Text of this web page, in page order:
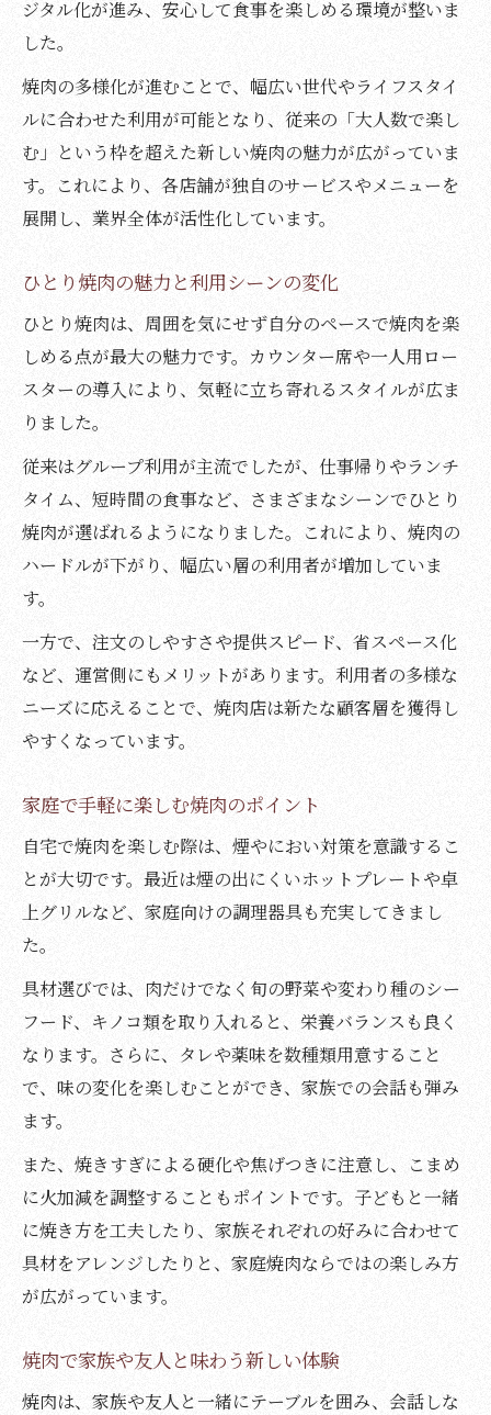
ジタル化が進み、安心して食事を楽しめる環境が整いま
した。
焼肉の多様化が進むことで、幅広い世代やライフスタイ
ルに合わせた利用が可能となり、従来の「大人数で楽し
む」という枠を超えた新しい焼肉の魅力が広がっていま
す。これにより、各店舗が独自のサービスやメニューを
展開し、業界全体が活性化しています。
ひとり焼肉の魅力と利用シーンの変化
ひとり焼肉は、周囲を気にせず自分のペースで焼肉を楽
しめる点が最大の魅力です。カウンター席や一人用ロー
スターの導入により、気軽に立ち寄れるスタイルが広ま
りました。
従来はグループ利用が主流でしたが、仕事帰りやランチ
タイム、短時間の食事など、さまざまなシーンでひとり
焼肉が選ばれるようになりました。これにより、焼肉の
ハードルが下がり、幅広い層の利用者が増加していま
す。
一方で、注文のしやすさや提供スピード、省スペース化
など、運営側にもメリットがあります。利用者の多様な
ニーズに応えることで、焼肉店は新たな顧客層を獲得し
やすくなっています。
家庭で手軽に楽しむ焼肉のポイント
自宅で焼肉を楽しむ際は、煙やにおい対策を意識するこ
とが大切です。最近は煙の出にくいホットプレートや卓
上グリルなど、家庭向けの調理器具も充実してきまし
た。
具材選びでは、肉だけでなく旬の野菜や変わり種のシー
フード、キノコ類を取り入れると、栄養バランスも良く
なります。さらに、タレや薬味を数種類用意すること
で、味の変化を楽しむことができ、家族での会話も弾み
ます。
また、焼きすぎによる硬化や焦げつきに注意し、こまめ
に火加減を調整することもポイントです。子どもと一緒
に焼き方を工夫したり、家族それぞれの好みに合わせて
具材をアレンジしたりと、家庭焼肉ならではの楽しみ方
が広がっています。
焼肉で家族や友人と味わう新しい体験
焼肉は、家族や友人と一緒にテーブルを囲み、会話しな